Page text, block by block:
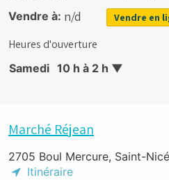
Vendre à: n/d Vendre en
Heures d'ouverture
Samedi 10 h à 2 h ▼
Marché Réjean
2705 Boul Mercure, Saint-
Itinéraire